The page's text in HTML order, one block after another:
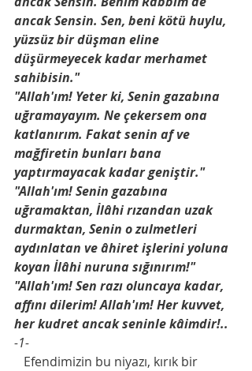
ancak Sensin. Sen, beni kötü huylu,
yüzsüz bir düşman eline
düşürmeyecek kadar merhamet
sahibisin."
"Allah'ım! Yeter ki, Senin gazabına
uğramayayım. Ne çekersem ona
katlanırım. Fakat senin af ve
mağfiretin bunları bana
yaptırmayacak kadar geniştir."
"Allah'ım! Senin gazabına
uğramaktan, İlâhi rızandan uzak
durmaktan, Senin o zulmetleri
aydınlatan ve âhiret işlerini yoluna
koyan İlâhi nuruna sığınırım!"
"Allah'ım! Sen razı oluncaya kadar,
affını dilerim! Allah'ım! Her kuvvet,
her kudret ancak seninle kâimdir!..
-1-
Efendimizin bu niyazı, kırık bir